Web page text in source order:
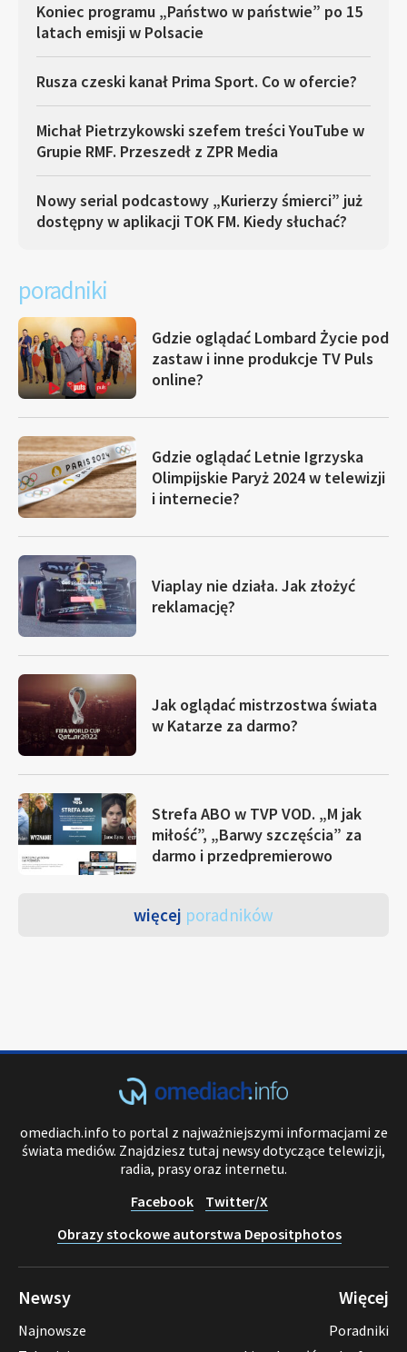
Koniec programu „Państwo w państwie” po 15
latach emisji w Polsacie
Rusza czeski kanał Prima Sport. Co w ofercie?
Michał Pietrzykowski szefem treści YouTube w
Grupie RMF. Przeszedł z ZPR Media
Nowy serial podcastowy „Kurierzy śmierci” już
dostępny w aplikacji TOK FM. Kiedy słuchać?
poradniki
Gdzie oglądać Lombard Życie pod
zastaw i inne produkcje TV Puls
online?
Gdzie oglądać Letnie Igrzyska
Olimpijskie Paryż 2024 w telewizji
i internecie?
Viaplay nie działa. Jak złożyć
reklamację?
Jak oglądać mistrzostwa świata
w Katarze za darmo?
Strefa ABO w TVP VOD. „M jak
miłość”, „Barwy szczęścia” za
darmo i przedpremierowo
więcej poradników
omediach.info to portal z najważniejszymi informacjami ze
świata mediów. Znajdziesz tutaj newsy dotyczące telewizji,
radia, prasy oraz internetu.
Facebook
Twitter/X
Obrazy stockowe autorstwa Depositphotos
Newsy
Najnowsze
Więcej
Poradniki